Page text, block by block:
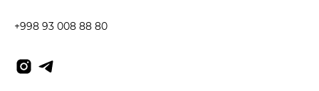
+998 93 008 88 80